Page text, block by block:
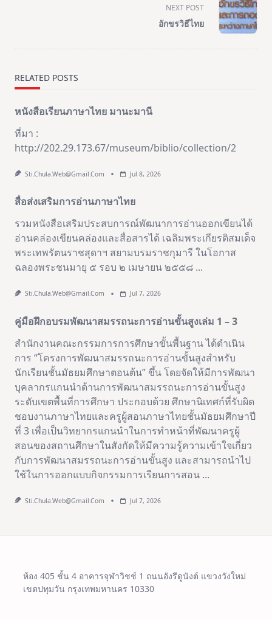
NEXT POST
อักขรวิธีไทย
RELATED POSTS
หนังสือเรียนภาษาไทย มานะมานี
ที่มา :
http://202.29.173.67/museum/biblio/collection/2
Sti.chula.web@gmail.com Jul 8, 2026
สื่อส่งเสริมการอ่านภาษาไทย
รวมหนังสือเสริมประสบการณ์พัฒนาการอ่านออกเขียนได้
อ่านคล่องเขียนคล่องและสื่อสารได้ เฉลิมพระเกียรติสมเด็จ
พระเทพรัตนราชสุดาฯ สยามบรมราชกุมารี ในโอกาส
ฉลองพระชนมายุ ๕ รอบ ๒ เมษายน ๒๕๕๘ ...
Sti.chula.web@gmail.com Jul 7, 2026
คู่มือฝึกอบรมพัฒนาสมรรถนะการอ่านขั้นสูงเล่ม 1 – 3
สำนักงานคณะกรรมการการศึกษาขั้นพื้นฐาน ได้ดำเนิน
การ “โครงการพัฒนาสมรรถนะการอ่านขั้นสูงสำหรับ
นักเรียนชั้นมัธยมศึกษาตอนต้น” ขึ้น โดยจัดให้มีการพัฒนา
บุคลากรแกนนำด้านการพัฒนาสมรรถนะการอ่านขั้นสูง
ระดับเขตพื้นที่การศึกษา ประกอบด้วย ศึกษานิเทศก์ที่รับผิด
ชอบงานภาษาไทยและครูผู้สอนภาษาไทยชั้นมัธยมศึกษาปี
ที่ 3 เพื่อเป็นวิทยากรแกนนำในการทำหน้าที่พัฒนาครูผู้
สอนของสถานศึกษาในสังกัดให้มีความรู้ความเข้าใจเกี่ยว
กับการพัฒนาสมรรถนะการอ่านขั้นสูง และสามารถนำไป
ใช้ในการออกแบบกิจกรรมการเรียนการสอน ...
Sti.chula.web@gmail.com Jul 7, 2026
ห้อง 405 ชั้น 4 อาคารจุฬาวิชช์ 1 ถนนอังรีดูนังต์ แขวงวังใหม่
เขตปทุมวัน กรุงเทพมหานคร 10330